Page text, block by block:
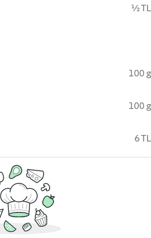
½ TL
100 g
100 g
6 TL